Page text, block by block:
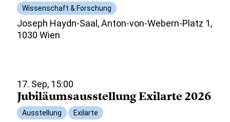
Wissenschaft & Forschung
Joseph Haydn-Saal, Anton-von-Webern-Platz 1,
1030 Wien
17. Sep, 15:00
Jubiläumsausstellung Exilarte 2026
Ausstellung Exilarte